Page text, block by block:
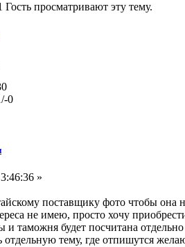
Гость просматривают эту тему.
0
»
поставщику фото чтобы
не имею, просто хочу
и таможня будет посчитана
отдельную тему, где отпишутся